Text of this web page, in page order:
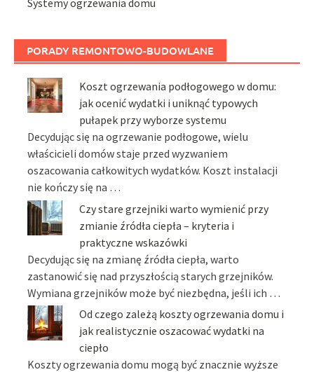
Systemy ogrzewania domu
PORADY REMONTOWO-BUDOWLANE
Koszt ogrzewania podłogowego w domu:
jak ocenić wydatki i uniknąć typowych
pułapek przy wyborze systemu
Decydując się na ogrzewanie podłogowe, wielu
właścicieli domów staje przed wyzwaniem
oszacowania całkowitych wydatków. Koszt instalacji
nie kończy się na …
Czy stare grzejniki warto wymienić przy
zmianie źródła ciepła – kryteria i
praktyczne wskazówki
Decydując się na zmianę źródła ciepła, warto
zastanowić się nad przyszłością starych grzejników.
Wymiana grzejników może być niezbędna, jeśli ich …
Od czego zależą koszty ogrzewania domu i
jak realistycznie oszacować wydatki na
ciepło
Koszty ogrzewania domu mogą być znacznie wyższe